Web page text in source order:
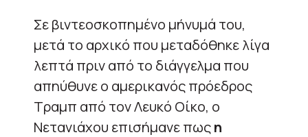
Σε βιντεοσκοπημένο μήνυμά του,
μετά το αρχικό που μεταδόθηκε λίγα
λεπτά πριν από το διάγγελμα που
απηύθυνε ο αμερικανός πρόεδρος
Τραμπ από τον Λευκό Οίκο, ο
Νετανιάχου επισήμανε πωςη